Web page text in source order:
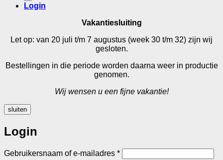
Login
Vakantiesluiting
Let op: van 20 juli t/m 7 augustus (week 30 t/m 32) zijn wij
gesloten.
Bestellingen in die periode worden daarna weer in productie
genomen.
Wij wensen u een fijne vakantie!
sluiten
Login
Gebruikersnaam of e-mailadres *Vereist